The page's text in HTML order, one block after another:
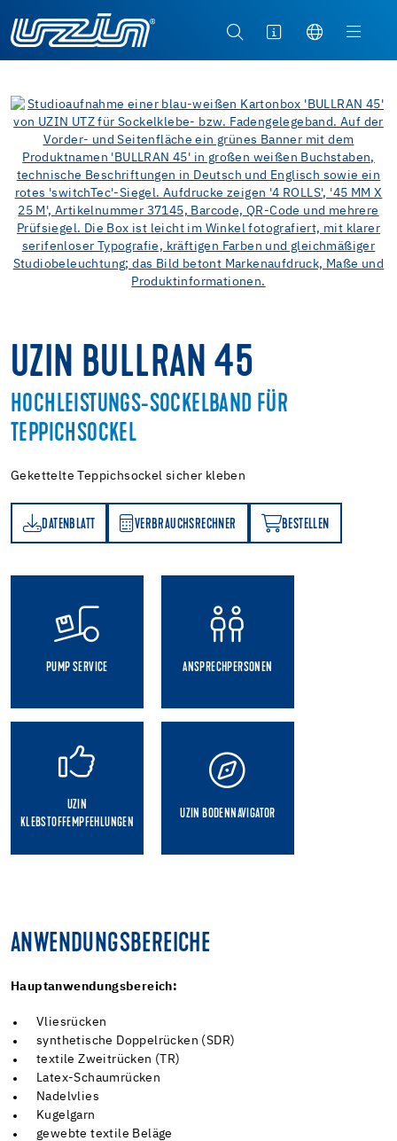
UZIN BULLRAN 45
HOCHLEISTUNGS-SOCKELBAND FÜR
TEPPICHSOCKEL
Gekettelte Teppichsockel sicher kleben
DATENBLATT VERBRAUCHSRECHNER BESTELLEN
BESTELLEN
PUMP SERVICE ANSPRECHPERSONEN
UZIN
KLEBSTOFFEMPFEHLUNGEN
UZIN BODENNAVIGATOR
ANWENDUNGSBEREICHE
Hauptanwendungsbereich:
Vliesrücken
synthetische Doppelrücken (SDR)
textile Zweitrücken (TR)
Latex-Schaumrücken
Nadelvlies
Kugelgarn
gewebte textile Beläge